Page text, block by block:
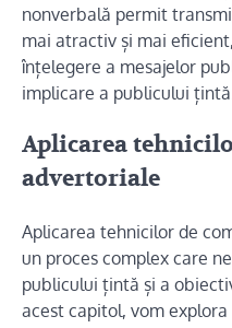
nonverbală permit
mai atractiv și mai
înțelegere a mesajelor
implicare a publicului țintă.
Aplicarea
advertoriale
Aplicarea tehnicilor de
un proces complex care
publicului țintă și a
acest capitol, vom